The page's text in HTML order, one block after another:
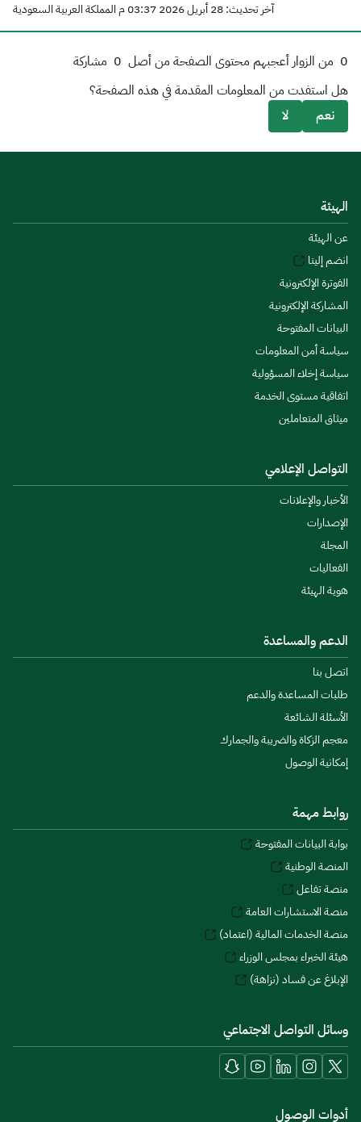
آخر تحديث: 28 أبريل 2026 03:37 م المملكة العربية السعودية
0 من الزوار أعجبهم محتوى الصفحة من أصل 0 مشاركة
هل استفدت من المعلومات المقدمة في هذه الصفحة؟
نعم
لا
الهيئة
عن الهيئة
انضم إلينا
الفوترة الإلكترونية
المشاركة الإلكترونية
البيانات المفتوحة
سياسة أمن المعلومات
سياسة إخلاء المسؤولية
اتفاقية مستوى الخدمة
ميثاق المتعاملين
التواصل الإعلامي
الأخبار والإعلانات
الإصدارات
المجلة
الفعاليات
هوية الهيئة
الدعم والمساعدة
اتصل بنا
طلبات المساعدة والدعم
الأسئلة الشائعة
معجم الزكاة والضريبة والجمارك
إمكانية الوصول
روابط مهمة
بوابة البيانات المفتوحة
المنصة الوطنية
منصة تفاعل
منصة الاستشارات العامة
منصة الخدمات المالية (اعتماد)
هيئة الخبراء بمجلس الوزراء
الإبلاغ عن فساد (نزاهة)
وسائل التواصل الاجتماعي
أدوات الوصول